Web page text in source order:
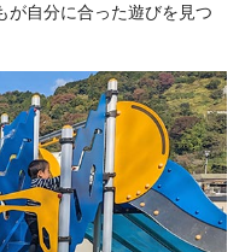
が自分に合った遊びを見つ